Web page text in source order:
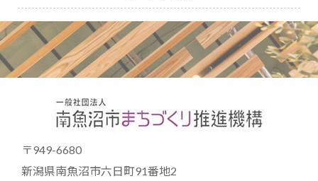
〒949-6680
新潟県南魚沼市六日町91番地2